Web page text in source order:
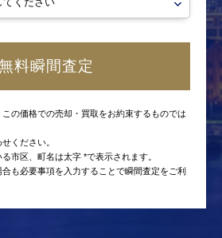
料瞬間査定
の価格での売却・買取をお約束するものでは
ください。
市区、町名は太字 *で表示されます。
も必要事項を入力することで瞬間査定をご利